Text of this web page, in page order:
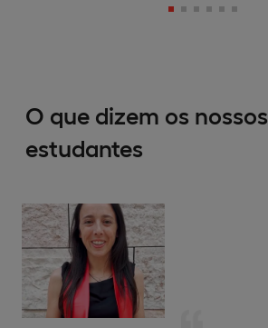
O que dizem os nossos
estudantes